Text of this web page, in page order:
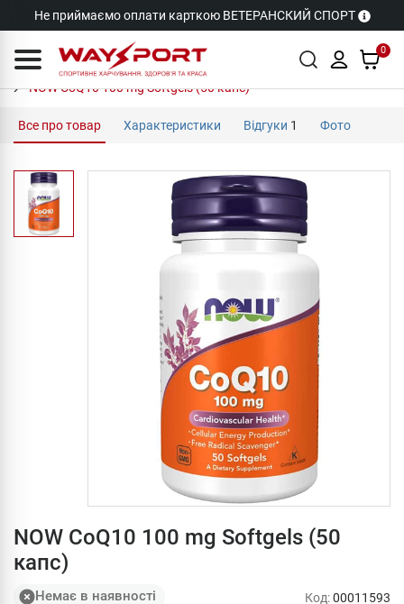
Не приймаємо оплати карткою ВЕТЕРАНСКИЙ СПОРТ
0
NOW CoQ10 100 mg Softgels (50 капс)
Все про товар Характеристики Відгуки 1 Фото
NOW CoQ10 100 mg Softgels (50
капс)
Немає в наявності
Код:00011593